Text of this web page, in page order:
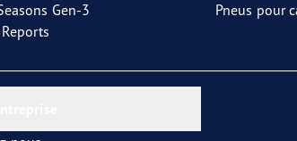
Gen-3
Pneus pour